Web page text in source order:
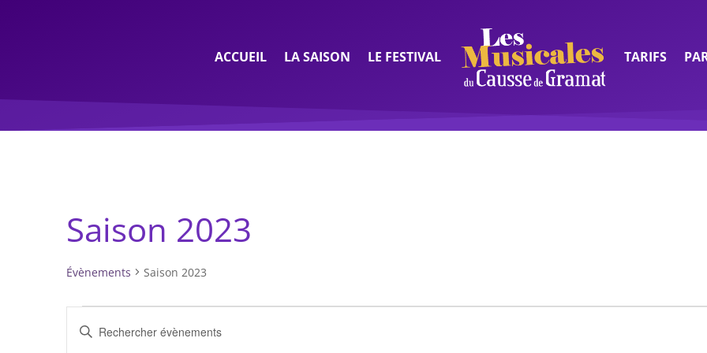
ACCUEIL LA SAISON LE FESTIVAL TARIFS
Saison 2023
Évènements Saison 2023
Évènements
Recherche
Saisir